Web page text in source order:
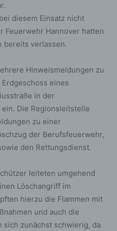
diesem Einsatz nicht
Feuerwehr Hannover hatten
bereits verlassen.
Hinweismeldungen zu
eines
in der
Die Regionsleitstelle
zu einer
der Berufsfeuerwehr,
den Rettungsdienst.
leiteten umgehend
Löschangriff im
hierzu die Flammen mit
und auch die
sich zunächst schwierig, da